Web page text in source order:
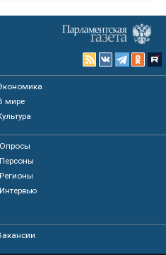
мире
Опросы
Персоны
Регионы
Интервью